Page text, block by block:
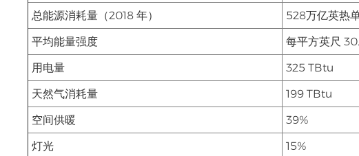
总能源消耗量（2018 年）
528万亿英热
平均能量强度
每平方英尺
用电量
325 TBtu
天然气消耗量
199 TBtu
空间供暖
39%
灯光
15%